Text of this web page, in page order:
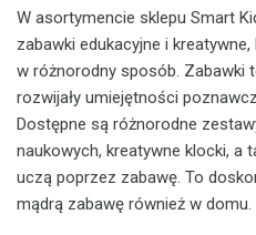
W asortymencie sklepu Smart
zabawki edukacyjne i
w różnorodny sposób. Zabawki
rozwijały umiejętności
Dostępne są różnorodne
naukowych, kreatywne klocki, a
uczą poprzez zabawę. To
mądrą zabawę również w domu.